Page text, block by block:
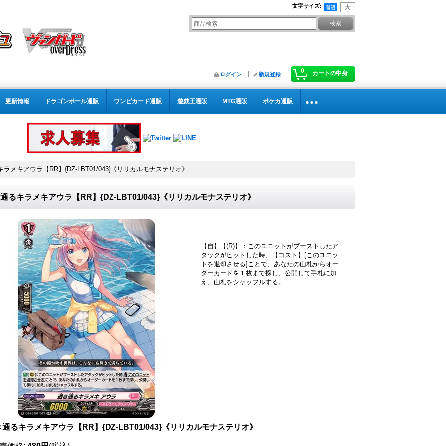
文字サイズ:
0 カートの中身
ログイン 新規登録
更新情報 ドラゴンボール通販 ワンピカード通販 遊戯王通販 MTG通販 ポケカ通販
ラメキアウラ【RR】{DZ-LBT01/043}《リリカルモナステリオ》
るキラメキアウラ【RR】{DZ-LBT01/043}《リリカルモナステリオ》
【自】【(R)】：このユニットがブーストしたア
タックがヒットした時、【コスト】[このユニッ
トを退却させる]ことで、あなたの山札からオー
ダーカードを１枚まで探し、公開して手札に加
え、山札をシャッフルする。
通るキラメキアウラ【RR】{DZ-LBT01/043}《リリカルモナステリオ》